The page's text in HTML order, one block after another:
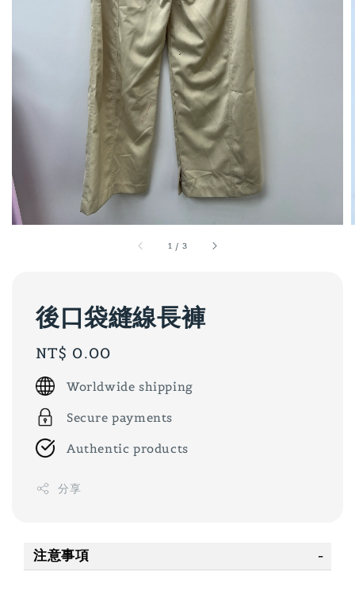
1 / 3
後口袋縫線長褲
Regular
price
NT$ 0.00
Worldwide shipping
Secure payments
Authentic products
分享
注意事項